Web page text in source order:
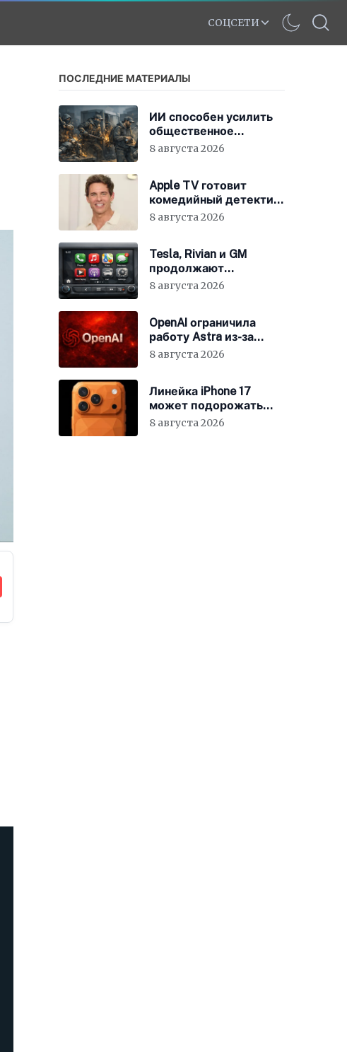
СОЦСЕТИ
ПОСЛЕДНИЕ МАТЕРИАЛЫ
ИИ способен усилить
общественное
недовольство во всём
8 августа 2026
Apple TV готовит
комедийный детектив
с Джеймсом
8 августа 2026
Tesla, Rivian и GM
продолжают
отказываться от
8 августа 2026
OpenAI ограничила
работу Astra из-за
киберрисков
8 августа 2026
Линейка iPhone 17
может подорожать
уже 10 августа
8 августа 2026